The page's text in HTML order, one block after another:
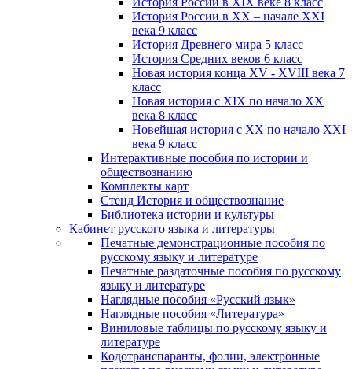
История России в XX – начале XXI
века 9 класс
История Древнего мира 5 класс
История Средних веков 6 класс
Новая история конца XV - XVIII века 7
класс
Новая история с XIX по начало XX
века 8 класс
Новейшая история с XX по начало XXI
века 9 класс
Интерактивные пособия по истории и
обществознанию
Комплекты карт
Стенд История и обществознание
Библиотека истории и культуры
Кабинет русского языка и литературы
Печатные демонстрационные пособия по
русскому языку и литературе
Печатные раздаточные пособия по русскому
языку и литературе
Наглядные пособия «Русский язык»
Наглядные пособия «Литература»
Виниловые таблицы по русскому языку и
литературе
Кодотранспаранты, фолии, электронные